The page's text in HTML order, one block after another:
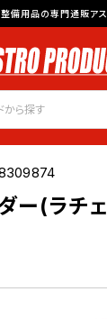
整備用品の専門通販ア
ー(ラチ